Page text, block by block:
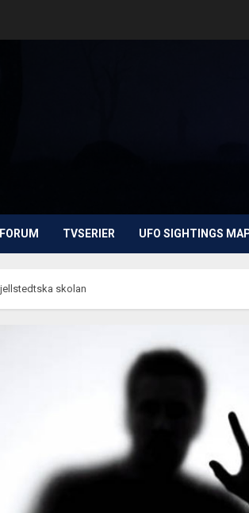
FORUM TVSERIER UFO SIGHTINGS
skolan